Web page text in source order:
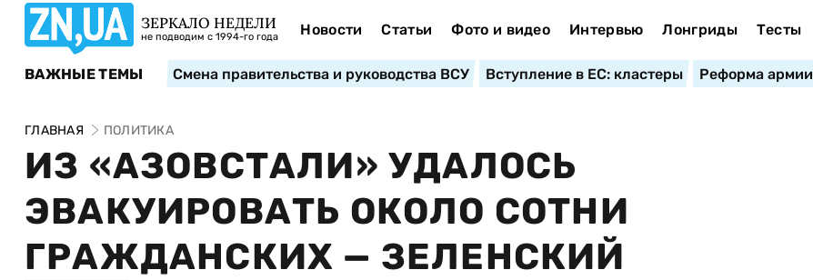
ЗЕРКАЛО НЕДЕЛИ
не подводим с 1994-го года Новости Статьи Фото и видео Интервью Лонгриды Тесты
ВАЖНЫЕ ТЕМЫ Смена правительства и руководства ВСУ Вступление в ЕС: кластеры Реформа армии
ГЛАВНАЯ ПОЛИТИКА
ИЗ «АЗОВСТАЛИ» УДАЛОСЬ
ЭВАКУИРОВАТЬ ОКОЛО СОТНИ
ГРАЖДАНСКИХ — ЗЕЛЕНСКИЙ